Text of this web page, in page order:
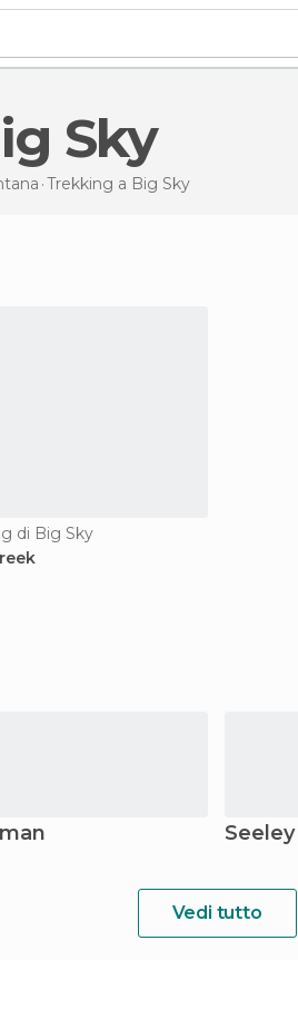
Sky
Trekking a Big Sky
di Big Sky
Vedi tutto